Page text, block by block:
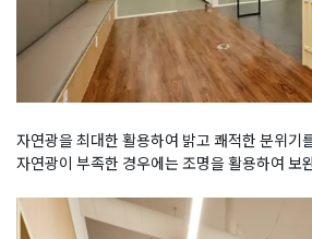
자연광을 최대한 활용하여 밝고 쾌적한 분위기
자연광이 부족한 경우에는 조명을 활용하여 보